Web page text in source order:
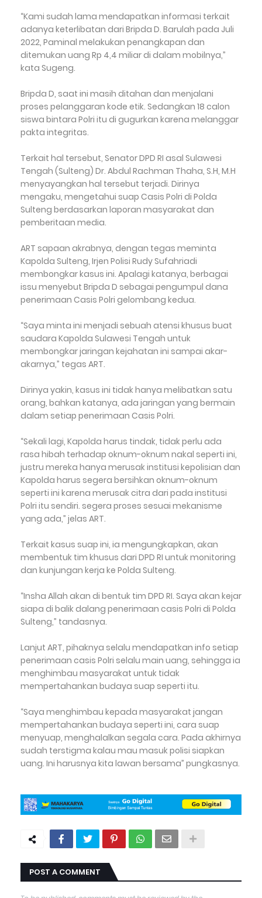
“Kami sudah lama mendapatkan informasi terkait
adanya keterlibatan dari Bripda D. Barulah pada Juli
2022, Paminal melakukan penangkapan dan
ditemukan uang Rp 4,4 miliar di dalam mobilnya,”
kata Sugeng.
Bripda D, saat ini masih ditahan dan menjalani
proses pelanggaran kode etik. Sedangkan 18 calon
siswa bintara Polri itu di gugurkan karena melanggar
pakta integritas.
Terkait hal tersebut, Senator DPD RI asal Sulawesi
Tengah (Sulteng) Dr. Abdul Rachman Thaha, S.H, M.H
menyayangkan hal tersebut terjadi. Dirinya
mengaku, mengetahui suap Casis Polri di Polda
Sulteng berdasarkan laporan masyarakat dan
pemberitaan media.
ART sapaan akrabnya, dengan tegas meminta
Kapolda Sulteng, Irjen Polisi Rudy Sufahriadi
membongkar kasus ini. Apalagi katanya, berbagai
issu menyebut Bripda D sebagai pengumpul dana
penerimaan Casis Polri gelombang kedua.
“Saya minta ini menjadi sebuah atensi khusus buat
saudara Kapolda Sulawesi Tengah untuk
membongkar jaringan kejahatan ini sampai akar-
akarnya,” tegas ART.
Dirinya yakin, kasus ini tidak hanya melibatkan satu
orang, bahkan katanya, ada jaringan yang bermain
dalam setiap penerimaan Casis Polri.
“Sekali lagi, Kapolda harus tindak, tidak perlu ada
rasa hibah terhadap oknum-oknum nakal seperti ini,
justru mereka hanya merusak institusi kepolisian dan
Kapolda harus segera bersihkan oknum-oknum
seperti ini karena merusak citra dari pada institusi
Polri itu sendiri. segera proses sesuai mekanisme
yang ada,” jelas ART.
Terkait kasus suap ini, ia mengungkapkan, akan
membentuk tim khusus dari DPD RI untuk monitoring
dan kunjungan kerja ke Polda Sulteng.
“Insha Allah akan di bentuk tim DPD RI. Saya akan kejar
siapa di balik dalang penerimaan casis Polri di Polda
Sulteng,” tandasnya.
Lanjut ART, pihaknya selalu mendapatkan info setiap
penerimaan casis Polri selalu main uang, sehingga ia
menghimbau masyarakat untuk tidak
mempertahankan budaya suap seperti itu.
“Saya menghimbau kepada masyarakat jangan
mempertahankan budaya seperti ini, cara suap
menyuap, menghalalkan segala cara. Pada akhirnya
sudah terstigma kalau mau masuk polisi siapkan
uang. Ini harusnya kita lawan bersama” pungkasnya.
POST A COMMENT